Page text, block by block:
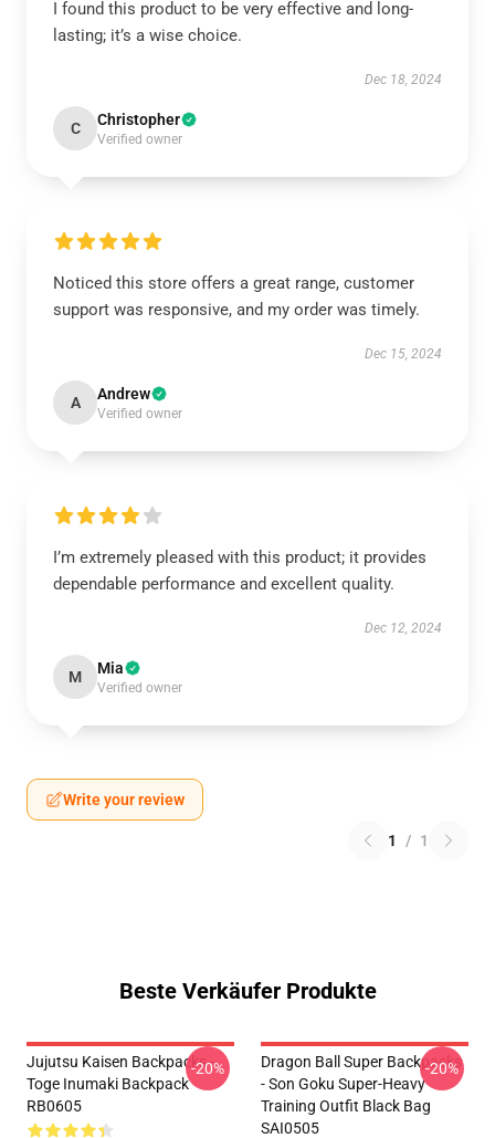
I found this product to be very effective and long-
lasting; it’s a wise choice.
Dec 18, 2024
C Christopher
Verified owner
Noticed this store offers a great range, customer
support was responsive, and my order was timely.
Dec 15, 2024
A Andrew
Verified owner
I’m extremely pleased with this product; it provides
dependable performance and excellent quality.
Dec 12, 2024
M Mia
Verified owner
Write your review
1 / 1
Beste Verkäufer Produkte
Jujutsu Kaisen Backpacks -
Toge Inumaki Backpack
RB0605
-20%
Dragon Ball Super Backpacks
- Son Goku Super-Heavy
Training Outfit Black Bag
SAI0505
-20%